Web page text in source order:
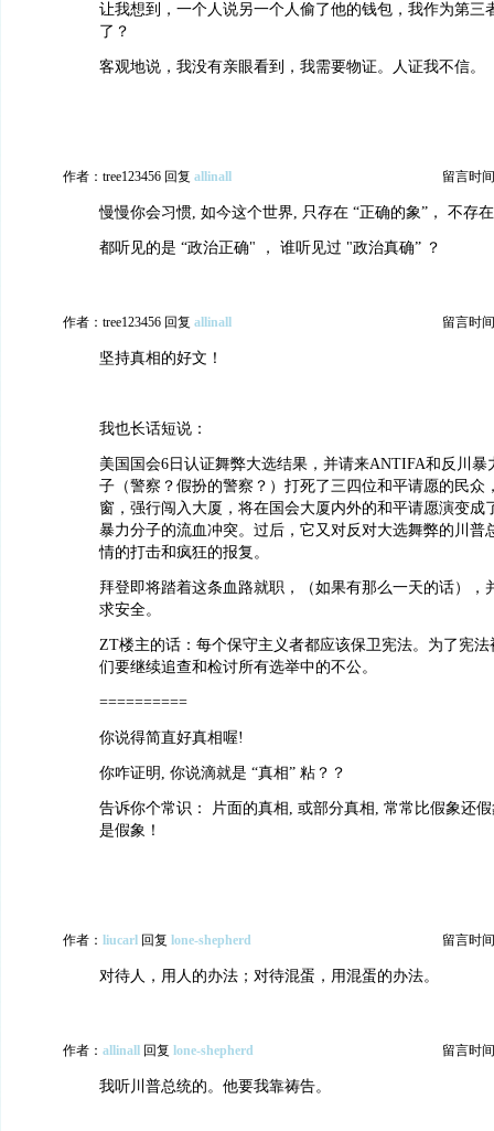
让我想到，一个人说另一个人偷了他的钱包，我作为第三
了？
客观地说，我没有亲眼看到，我需要物证。人证我不信。
作者：tree123456 回复 allinall 留言时
慢慢你会习惯, 如今这个世界, 只存在 “正确的象”， 不存
都听见的是 “政治正确" ， 谁听见过 "政治真确” ？
作者：tree123456 回复 allinall 留言时
坚持真相的好文！
我也长话短说：
美国国会6日认证舞弊大选结果，并请来ANTIFA和反川暴
子（警察？假扮的警察？）打死了三四位和平请愿的民众
窗，强行闯入大厦，将在国会大厦内外的和平请愿演变成
暴力分子的流血冲突。过后，它又对反对大选舞弊的川普
情的打击和疯狂的报复。
拜登即将踏着这条血路就职，（如果有那么一天的话），
求安全。
ZT楼主的话：每个保守主义者都应该保卫宪法。为了宪
们要继续追查和检讨所有选举中的不公。
==========
你说得简直好真相喔!
你咋证明, 你说滴就是 “真相” 粘？？
告诉你个常识： 片面的真相, 或部分真相, 常常比假象还
是假象！
作者： liucarl 回复 lone-shepherd 留言时
对待人，用人的办法；对待混蛋，用混蛋的办法。
作者： allinall 回复 lone-shepherd 留言时
我听川普总统的。他要我靠祷告。